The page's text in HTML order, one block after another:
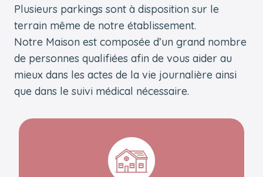
Plusieurs parkings sont à disposition sur le
terrain même de notre établissement.
Notre Maison est composée d’un grand nombre
de personnes qualifiées afin de vous aider au
mieux dans les actes de la vie journalière ainsi
que dans le suivi médical nécessaire.